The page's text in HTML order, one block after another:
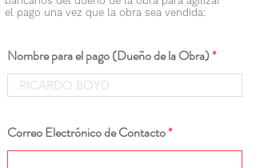
el pago una vez que la obra sea vendida:
Nombre para el pago (Dueño de la Obra)
Correo Electrónico de Contacto